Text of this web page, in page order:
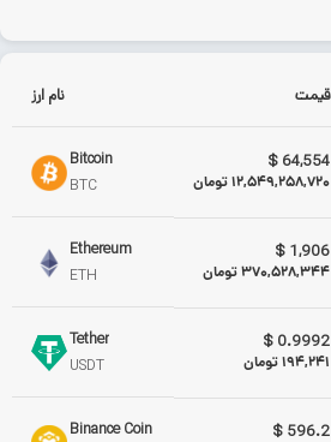
قیمت نام ارز
64,554
$
12,549,258,720تومان
Bitcoin
BTC
1,906
$
370,528,344تومان
Ethereum
ETH
0.9992
$
194,241تومان
Tether
USDT
596.2
$
Binance Coin